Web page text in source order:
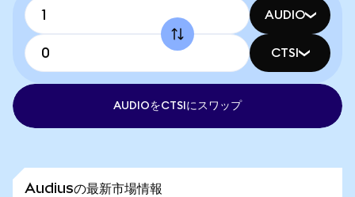
AUDIO
CTSI
AUDIOをCTSIにスワップ
Audiusの最新市場情報